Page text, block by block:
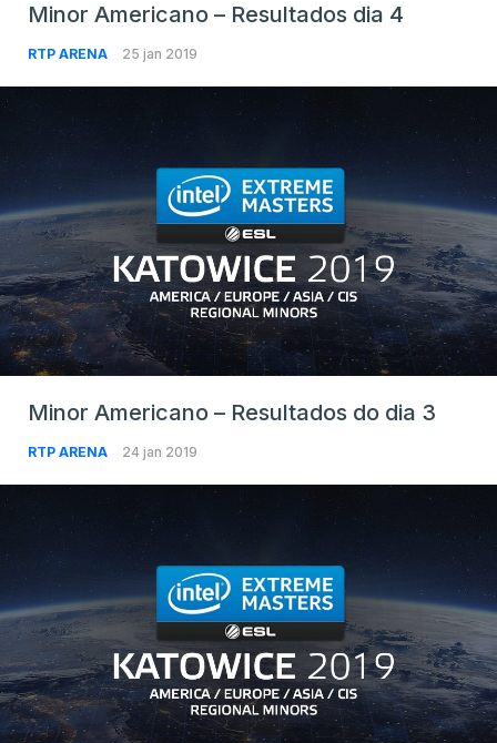
Minor Americano – Resultados dia 4
RTP ARENA 25 jan 2019
Minor Americano – Resultados do dia 3
RTP ARENA 24 jan 2019